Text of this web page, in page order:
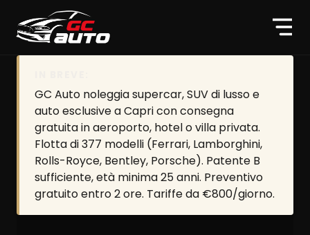
GC Auto noleggia supercar, SUV di lusso e
auto esclusive a Capri con consegna
gratuita in aeroporto, hotel o villa privata.
Flotta di 377 modelli (Ferrari, Lamborghini,
Rolls-Royce, Bentley, Porsche). Patente B
sufficiente, età minima 25 anni. Preventivo
gratuito entro 2 ore. Tariffe da €800/giorno.